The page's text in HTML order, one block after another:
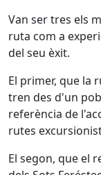
Van ser tres els
ruta com a
del seu èxit.
El primer, que la
tren des d'un
referència de
rutes
El segon, que el